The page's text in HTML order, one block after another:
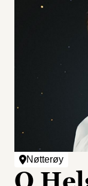
Nøtterøy